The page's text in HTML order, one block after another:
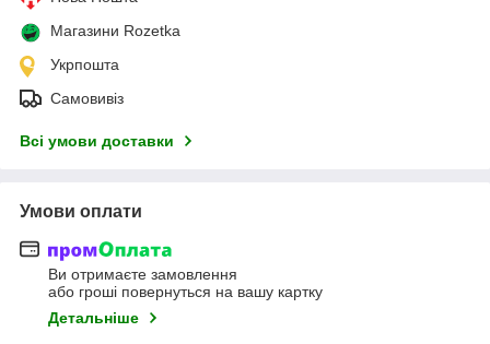
Магазини Rozetka
Укрпошта
Самовивіз
Всі умови доставки
Умови оплати
Ви отримаєте замовлення
або гроші повернуться на вашу картку
Детальніше